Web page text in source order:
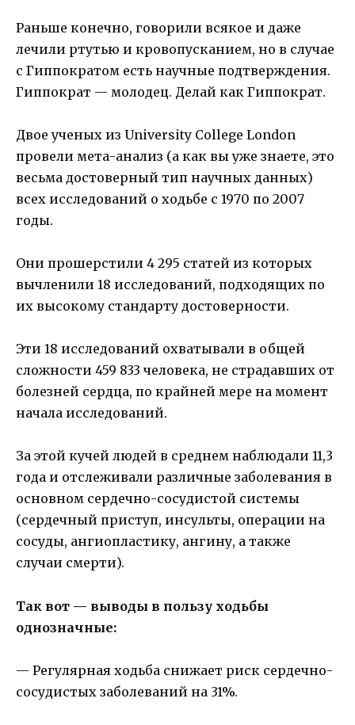
Раньше конечно, говорили всякое и даже
лечили ртутью и кровопусканием, но в случае
с Гиппократом есть научные подтверждения.
Гиппократ — молодец. Делай как Гиппократ.
Двое ученых из University College London
провели мета-анализ (а как вы уже знаете, это
весьма достоверный тип научных данных)
всех исследований о ходьбе с 1970 по 2007
годы.
Они прошерстили 4 295 статей из которых
вычленили 18 исследований, подходящих по
их высокому стандарту достоверности.
Эти 18 исследований охватывали в общей
сложности 459 833 человека, не страдавших от
болезней сердца, по крайней мере на момент
начала исследований.
За этой кучей людей в среднем наблюдали 11,3
года и отслеживали различные заболевания в
основном сердечно-сосудистой системы
(сердечный приступ, инсульты, операции на
сосуды, ангиопластику, ангину, а также
случаи смерти).
Так вот — выводы в пользу ходьбы
однозначные:
— Регулярная ходьба снижает риск сердечно-
сосудистых заболеваний на 31%.